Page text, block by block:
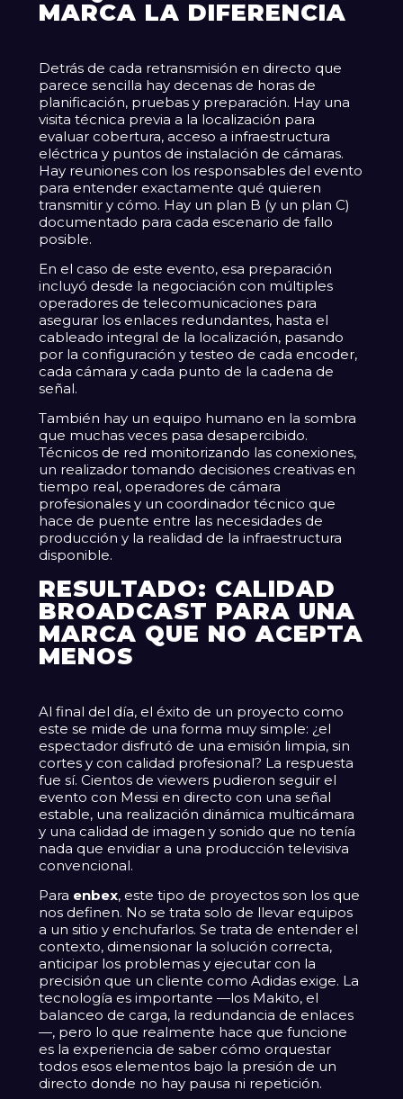
MARCA LA DIFERENCIA
Detrás de cada retransmisión en directo que
parece sencilla hay decenas de horas de
planificación, pruebas y preparación. Hay una
visita técnica previa a la localización para
evaluar cobertura, acceso a infraestructura
eléctrica y puntos de instalación de cámaras.
Hay reuniones con los responsables del evento
para entender exactamente qué quieren
transmitir y cómo. Hay un plan B (y un plan C)
documentado para cada escenario de fallo
posible.
En el caso de este evento, esa preparación
incluyó desde la negociación con múltiples
operadores de telecomunicaciones para
asegurar los enlaces redundantes, hasta el
cableado integral de la localización, pasando
por la configuración y testeo de cada encoder,
cada cámara y cada punto de la cadena de
señal.
También hay un equipo humano en la sombra
que muchas veces pasa desapercibido.
Técnicos de red monitorizando las conexiones,
un realizador tomando decisiones creativas en
tiempo real, operadores de cámara
profesionales y un coordinador técnico que
hace de puente entre las necesidades de
producción y la realidad de la infraestructura
disponible.
RESULTADO: CALIDAD
BROADCAST PARA UNA
MARCA QUE NO ACEPTA
MENOS
Al final del día, el éxito de un proyecto como
este se mide de una forma muy simple: ¿el
espectador disfrutó de una emisión limpia, sin
cortes y con calidad profesional? La respuesta
fue sí. Cientos de viewers pudieron seguir el
evento con Messi en directo con una señal
estable, una realización dinámica multicámara
y una calidad de imagen y sonido que no tenía
nada que envidiar a una producción televisiva
convencional.
Para enbex, este tipo de proyectos son los que
nos definen. No se trata solo de llevar equipos
a un sitio y enchufarlos. Se trata de entender el
contexto, dimensionar la solución correcta,
anticipar los problemas y ejecutar con la
precisión que un cliente como Adidas exige. La
tecnología es importante —los Makito, el
balanceo de carga, la redundancia de enlaces
—, pero lo que realmente hace que funcione
es la experiencia de saber cómo orquestar
todos esos elementos bajo la presión de un
directo donde no hay pausa ni repetición.